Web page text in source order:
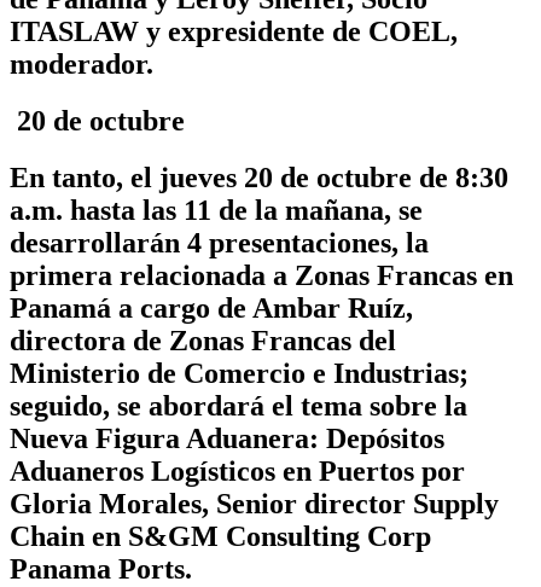
ITASLAW y expresidente de COEL,
moderador.
20 de octubre
En tanto, el jueves 20 de octubre de 8:30
a.m. hasta las 11 de la mañana, se
desarrollarán 4 presentaciones, la
primera relacionada a Zonas Francas en
Panamá a cargo de Ambar Ruíz,
directora de Zonas Francas del
Ministerio de Comercio e Industrias;
seguido, se abordará el tema sobre la
Nueva Figura Aduanera: Depósitos
Aduaneros Logísticos en Puertos por
Gloria Morales, Senior director Supply
Chain en S&GM Consulting Corp
Panama Ports.